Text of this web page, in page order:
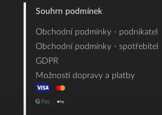
Souhrn podmínek
Obchodní podmínky - podnikatel
Obchodní podmínky - spotřebitel
GDPR
Možnosti dopravy a platby